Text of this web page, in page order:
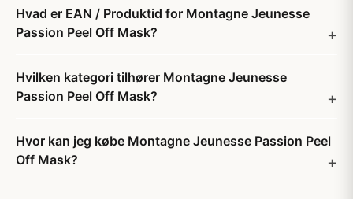
Hvad er EAN / Produktid for Montagne Jeunesse
Passion Peel Off Mask?
Hvilken kategori tilhører Montagne Jeunesse
Passion Peel Off Mask?
Hvor kan jeg købe Montagne Jeunesse Passion Peel
Off Mask?